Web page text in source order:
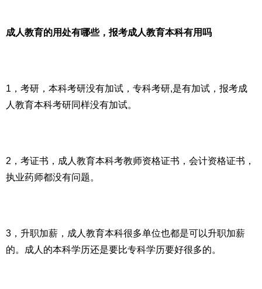
成人教育的用处有哪些，报考成人教育本科有用吗
1，考研，本科考研没有加试，专科考研,是有加试，报考成
人教育本科考研同样没有加试。
2，考证书，成人教育本科考教师资格证书，会计资格证书，
执业药师都没有问题。
3，升职加薪，成人教育本科很多单位也都是可以升职加薪
的。成人的本科学历还是要比专科学历要好很多的。